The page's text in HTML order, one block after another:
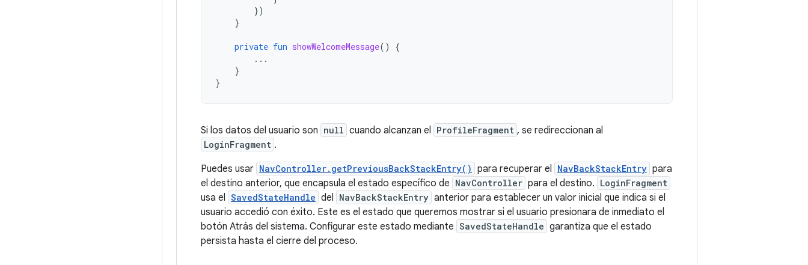
})
}
private fun showWelcomeMessage()
{
...
}
}
Si los datos del usuario son null cuando alcanzan el ProfileFragment , se redireccionan al
LoginFragment .
Puedes usar NavController.getPreviousBackStackEntry() para recuperar el NavBackStackEntry para
el destino anterior, que encapsula el estado específico de NavController para el destino. LoginFragment
usa el SavedStateHandle del NavBackStackEntry anterior para establecer un valor inicial que indica si el
usuario accedió con éxito. Este es el estado que queremos mostrar si el usuario presionara de inmediato el
botón Atrás del sistema. Configurar este estado mediante SavedStateHandle garantiza que el estado
persista hasta el cierre del proceso.